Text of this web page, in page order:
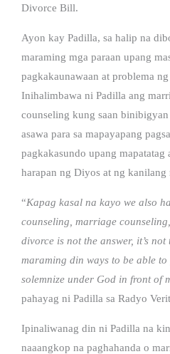
Divorce Bill.
Ayon kay Padilla, sa halip na
maraming mga paraan upang
pagkakaunawaan at problema ng
Inihalimbawa ni Padilla ang
counseling kung saan
asawa para sa mapayapang
pagkakasundo upang mapatatag
harapan ng Diyos at ng kanilang
“Kapag kasal na kayo we also
counseling, marriage
divorce is not the answer, it’s
maraming din ways to be able
solemnize under God in front of
pahayag ni Padilla sa Radyo
Ipinaliwanag din ni Padilla na
naaangkop na paghahanda o